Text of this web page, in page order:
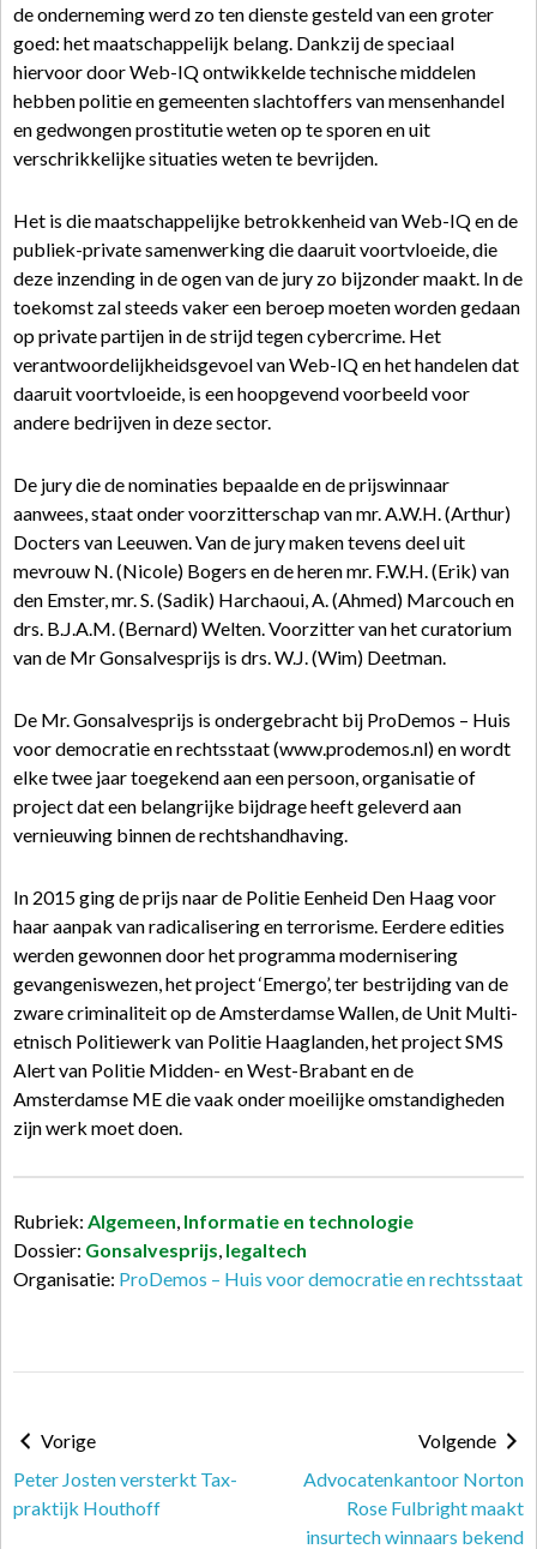
de onderneming werd zo ten dienste gesteld van een groter
goed: het maatschappelijk belang. Dankzij de speciaal
hiervoor door Web-IQ ontwikkelde technische middelen
hebben politie en gemeenten slachtoffers van mensenhandel
en gedwongen prostitutie weten op te sporen en uit
verschrikkelijke situaties weten te bevrijden.
Het is die maatschappelijke betrokkenheid van Web-IQ en de
publiek-private samenwerking die daaruit voortvloeide, die
deze inzending in de ogen van de jury zo bijzonder maakt. In de
toekomst zal steeds vaker een beroep moeten worden gedaan
op private partijen in de strijd tegen cybercrime. Het
verantwoordelijkheidsgevoel van Web-IQ en het handelen dat
daaruit voortvloeide, is een hoopgevend voorbeeld voor
andere bedrijven in deze sector.
De jury die de nominaties bepaalde en de prijswinnaar
aanwees, staat onder voorzitterschap van mr. A.W.H. (Arthur)
Docters van Leeuwen. Van de jury maken tevens deel uit
mevrouw N. (Nicole) Bogers en de heren mr. F.W.H. (Erik) van
den Emster, mr. S. (Sadik) Harchaoui, A. (Ahmed) Marcouch en
drs. B.J.A.M. (Bernard) Welten. Voorzitter van het curatorium
van de Mr Gonsalvesprijs is drs. W.J. (Wim) Deetman.
De Mr. Gonsalvesprijs is ondergebracht bij ProDemos – Huis
voor democratie en rechtsstaat (www.prodemos.nl) en wordt
elke twee jaar toegekend aan een persoon, organisatie of
project dat een belangrijke bijdrage heeft geleverd aan
vernieuwing binnen de rechtshandhaving.
In 2015 ging de prijs naar de Politie Eenheid Den Haag voor
haar aanpak van radicalisering en terrorisme. Eerdere edities
werden gewonnen door het programma modernisering
gevangeniswezen, het project ‘Emergo’, ter bestrijding van de
zware criminaliteit op de Amsterdamse Wallen, de Unit Multi-
etnisch Politiewerk van Politie Haaglanden, het project SMS
Alert van Politie Midden- en West-Brabant en de
Amsterdamse ME die vaak onder moeilijke omstandigheden
zijn werk moet doen.
Rubriek: Algemeen, Informatie en technologie
Dossier: Gonsalvesprijs, legaltech
Organisatie: ProDemos – Huis voor democratie en rechtsstaat
Vorige
Peter Josten versterkt Tax-
praktijk Houthoff
Volgende
Advocatenkantoor Norton
Rose Fulbright maakt
insurtech winnaars bekend